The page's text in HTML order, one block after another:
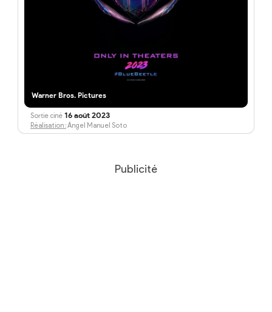
Warner Bros. Pictures
Sortie ciné 16 août 2023
Réalisation :Ángel Manuel Soto
Publicité